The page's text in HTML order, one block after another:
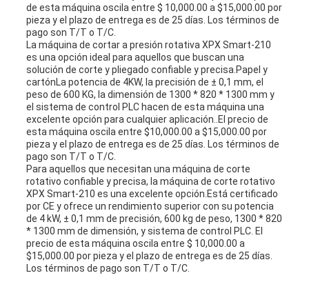
de esta máquina oscila entre $ 10,000.00 a $15,000.00 por
pieza y el plazo de entrega es de 25 días. Los términos de
pago son T/T o T/C.
La máquina de cortar a presión rotativa XPX Smart-210
es una opción ideal para aquellos que buscan una
solución de corte y pliegado confiable y precisa.Papel y
cartónLa potencia de 4KW, la precisión de ± 0,1 mm, el
peso de 600 KG, la dimensión de 1300 * 820 * 1300 mm y
el sistema de control PLC hacen de esta máquina una
excelente opción para cualquier aplicación..El precio de
esta máquina oscila entre $10,000.00 a $15,000.00 por
pieza y el plazo de entrega es de 25 días. Los términos de
pago son T/T o T/C.
Para aquellos que necesitan una máquina de corte
rotativo confiable y precisa, la máquina de corte rotativo
XPX Smart-210 es una excelente opción.Está certificado
por CE y ofrece un rendimiento superior con su potencia
de 4 kW, ± 0,1 mm de precisión, 600 kg de peso, 1300 * 820
* 1300 mm de dimensión, y sistema de control PLC. El
precio de esta máquina oscila entre $ 10,000.00 a
$15,000.00 por pieza y el plazo de entrega es de 25 días.
Los términos de pago son T/T o T/C.